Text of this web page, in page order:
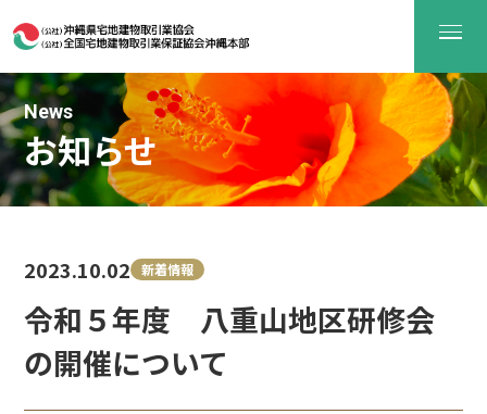
News
お知らせ
令和５年度 八重山地区研修会
の開催について
2023.10.02 新着情報